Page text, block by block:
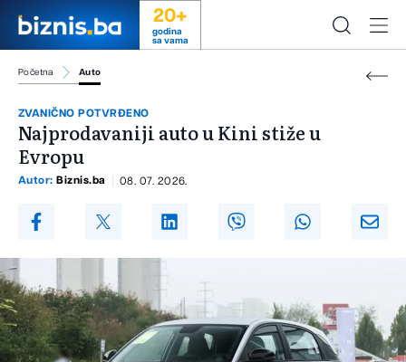
20+
godina
sa vama
Početna Auto
ZVANIČNO POTVRĐENO
Najprodavaniji auto u Kini stiže u
Evropu
Autor: Biznis.ba 08. 07. 2026.